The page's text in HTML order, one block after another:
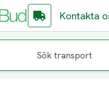
Kontakta
Sök transport